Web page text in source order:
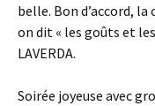
belle. Bon d’accord,
on dit « les goûts et
LAVERDA.
Soirée joyeuse avec